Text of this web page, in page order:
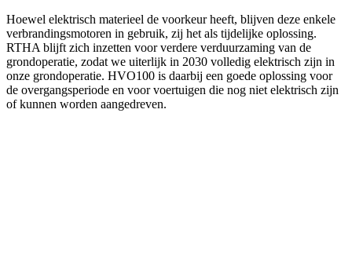
Hoewel elektrisch materieel de voorkeur heeft, blijven deze enkele
verbrandingsmotoren in gebruik, zij het als tijdelijke oplossing.
RTHA blijft zich inzetten voor verdere verduurzaming van de
grondoperatie, zodat we uiterlijk in 2030 volledig elektrisch zijn in
onze grondoperatie. HVO100 is daarbij een goede oplossing voor
de overgangsperiode en voor voertuigen die nog niet elektrisch zijn
of kunnen worden aangedreven.